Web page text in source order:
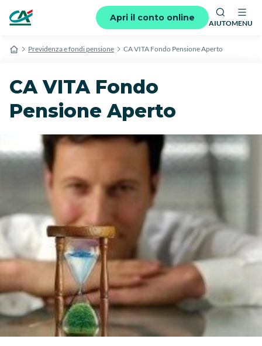
Apri il conto online
AIUTOMENU
Previdenza e fondi pensione CA VITA Fondo Pensione Aperto
CA VITA Fondo
Pensione Aperto